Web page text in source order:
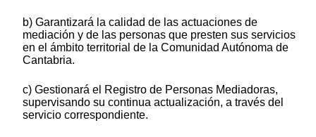
b) Garantizará la calidad de las actuaciones de
mediación y de las personas que presten sus servicios
en el ámbito territorial de la Comunidad Autónoma de
Cantabria.
c) Gestionará el Registro de Personas Mediadoras,
supervisando su continua actualización, a través del
servicio correspondiente.